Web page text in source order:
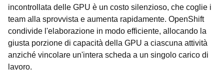
incontrollata delle GPU è un costo silenzioso, che coglie i
team alla sprovvista e aumenta rapidamente. OpenShift
condivide l'elaborazione in modo efficiente, allocando la
giusta porzione di capacità della GPU a ciascuna attività
anziché vincolare un'intera scheda a un singolo carico di
lavoro.